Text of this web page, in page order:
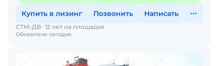
Купить в лизинг Позвонить Написать
Обновлено сегодня
СТМ-ДВ 12 лет на площадке